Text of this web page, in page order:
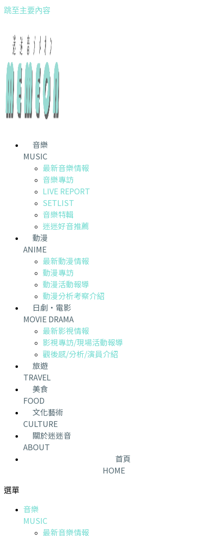
跳至主要內容
音樂
MUSIC
最新音樂情報
音樂專訪
LIVE REPORT
SETLIST
音樂特輯
迷迷好音推薦
動漫
ANIME
最新動漫情報
動漫專訪
動漫活動報導
動漫分析考察介紹
日劇・電影
MOVIE DRAMA
最新影視情報
影視專訪/現場活動報導
觀後感/分析/演員介紹
旅遊
TRAVEL
美食
FOOD
文化藝術
CULTURE
關於迷迷音
ABOUT
首頁
HOME
選單
音樂
MUSIC
最新音樂情報